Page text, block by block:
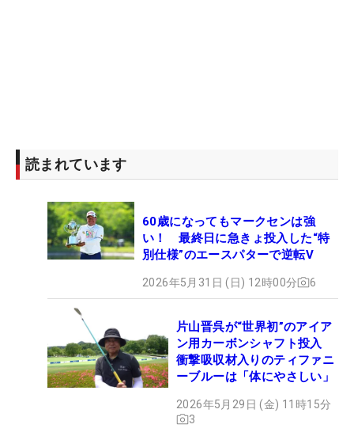
したね。練習場で球を打てばこっちは右のネット、
向こうは真っすぐでしたけど」と笑いながら懐かし
む。そんな2人が今年、シニアツアーでともに初優
勝を挙げたのは感慨深い。
その宮本は日本大学の1年生だった1991年に「日本
アマ」を制しており、そのときの2位が日大4年の丸
山茂樹、3位が同じく日大1年の片山晋呉だった。
また、来年の「日本シニアオープン」（2024年9月
12～15日）は、増田が研修生をしていた千葉カント
くて、今年頑張ってきた。これで出られる」と、今
読まれています
60歳になってもマークセンは強
い！ 最終日に急きょ投入した“特
別仕様”のエースパターで逆転V
2026年5月31日 (日) 12時00分 6
片山晋呉が“世界初”のアイア
ン用カーボンシャフト投入
衝撃吸収材入りのティファニ
ーブルーは「体にやさしい」
2026年5月29日 (金) 11時15分
3